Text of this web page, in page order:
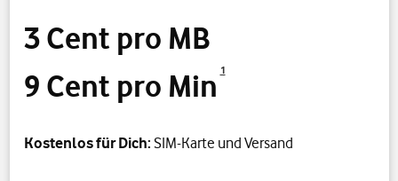
3 Cent pro MB
9 Cent pro Min 1
Kostenlos für Dich: SIM-Karte und Versand